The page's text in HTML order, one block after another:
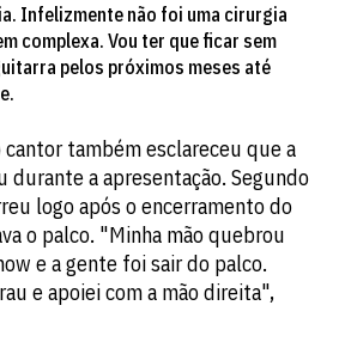
Infelizmente não foi uma cirurgia
complexa. Vou ter que ficar sem
pelos próximos meses até
cantor também esclareceu que a
durante a apresentação. Segundo
logo após o encerramento do
o palco. "Minha mão quebrou
e a gente foi sair do palco.
e apoiei com a mão direita",